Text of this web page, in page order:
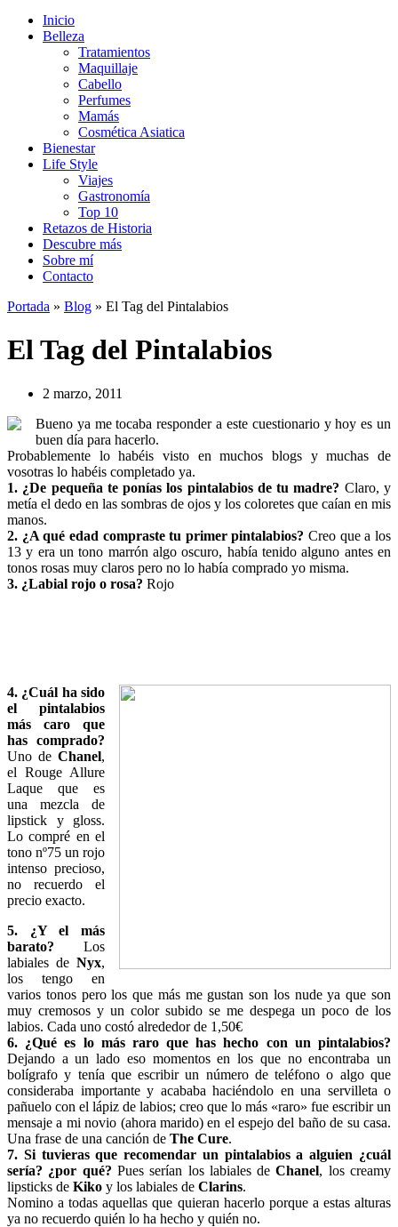
Inicio
Belleza
Tratamientos
Maquillaje
Cabello
Perfumes
Mamás
Cosmética Asiatica
Bienestar
Life Style
Viajes
Gastronomía
Top 10
Retazos de Historia
Descubre más
Sobre mí
Contacto
Portada » Blog » El Tag del Pintalabios
El Tag del Pintalabios
2 marzo, 2011
Bueno ya me tocaba responder a este cuestionario y hoy es un
buen día para hacerlo.
Probablemente lo habéis visto en muchos blogs y muchas de
vosotras lo habéis completado ya.
1. ¿De pequeña te ponías los pintalabios de tu madre? Claro, y
metía el dedo en las sombras de ojos y los coloretes que caían en mis
manos.
2. ¿A qué edad compraste tu primer pintalabios? Creo que a los
13 y era un tono marrón algo oscuro, había tenido alguno antes en
tonos rosas muy claros pero no lo había comprado yo misma.
3. ¿Labial rojo o rosa? Rojo
4. ¿Cuál ha sido
el pintalabios
más caro que
has comprado?
Uno de Chanel,
el Rouge Allure
Laque que es
una mezcla de
lipstick y gloss.
Lo compré en el
tono nº75 un rojo
intenso precioso,
no recuerdo el
precio exacto.
5. ¿Y el más
barato?
Los
labiales de Nyx,
los tengo en
varios tonos pero los que más me gustan son los nude ya que son
muy cremosos y un color subido se me despega un poco de los
labios. Cada uno costó alrededor de 1,50€
6. ¿Qué es lo más raro que has hecho con un pintalabios?
Dejando a un lado eso momentos en los que no encontraba un
bolígrafo y tenía que escribir un número de teléfono o algo que
consideraba importante y acababa haciéndolo en una servilleta o
pañuelo con el lápiz de labios; creo que lo más «raro» fue escribir un
mensaje a mi novio (ahora marido) en el espejo del baño de su casa.
Una frase de una canción de The Cure.
7. Si tuvieras que recomendar un pintalabios a alguien ¿cuál
sería? ¿por qué? Pues serían los labiales deChanel, los creamy
lipsticks de Kiko y los labiales de Clarins.
Nomino a todas aquellas que quieran hacerlo porque a estas alturas
ya no recuerdo quién lo ha hecho y quién no.